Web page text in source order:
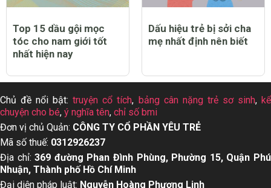
Top 15 dầu gội mọc
tóc cho nam giới tốt
nhất hiện nay
Dấu hiệu trẻ bị sởi cha
mẹ nhất định nên biết
Chủ đề nổi bật:truyện cổ tích, bảng cân nặng trẻ sơ sinh, kể
chuyện cho bé, ý nghĩa tên, chỉ số bmi
Đơn vị chủ Quản: CÔNG TY CỔ PHẦN YÊU TRẺ
Mã số thuế: 0312926237
Địa chỉ:369 đường Phan Đình Phùng, Phường 15, Quận Phú
Nhuận, Thành phố Hồ Chí Minh
Đại diện pháp luật: Nguyễn Hoàng Phượng Linh